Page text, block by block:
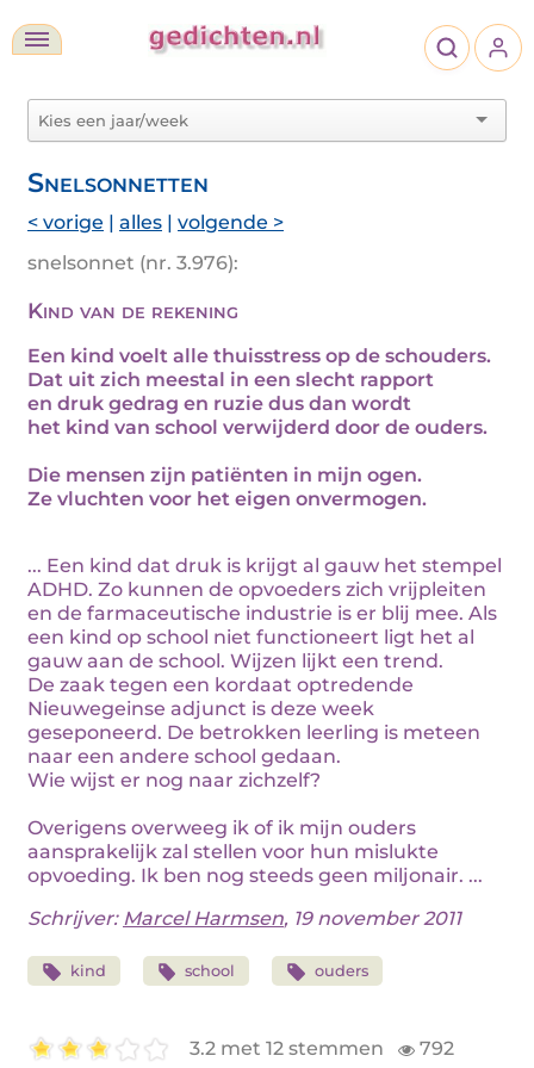
Snelsonnetten
< vorige | alles | volgende >
snelsonnet (nr. 3.976):
Kind van de rekening
Een kind voelt alle thuisstress op de schouders.
Dat uit zich meestal in een slecht rapport
en druk gedrag en ruzie dus dan wordt
het kind van school verwijderd door de ouders.
Die mensen zijn patiënten in mijn ogen.
Ze vluchten voor het eigen onvermogen.
... Een kind dat druk is krijgt al gauw het stempel
ADHD. Zo kunnen de opvoeders zich vrijpleiten
en de farmaceutische industrie is er blij mee. Als
een kind op school niet functioneert ligt het al
gauw aan de school. Wijzen lijkt een trend.
De zaak tegen een kordaat optredende
Nieuwegeinse adjunct is deze week
geseponeerd. De betrokken leerling is meteen
naar een andere school gedaan.
Wie wijst er nog naar zichzelf?
Overigens overweeg ik of ik mijn ouders
aansprakelijk zal stellen voor hun mislukte
opvoeding. Ik ben nog steeds geen miljonair. ...
Schrijver: Marcel Harmsen, 19 november 2011
kind school ouders
3.2 met 12 stemmen 792